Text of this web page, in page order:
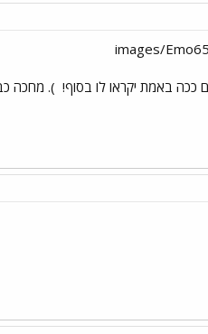
ככה באמת יקראו לו בסוף! ). מחכה